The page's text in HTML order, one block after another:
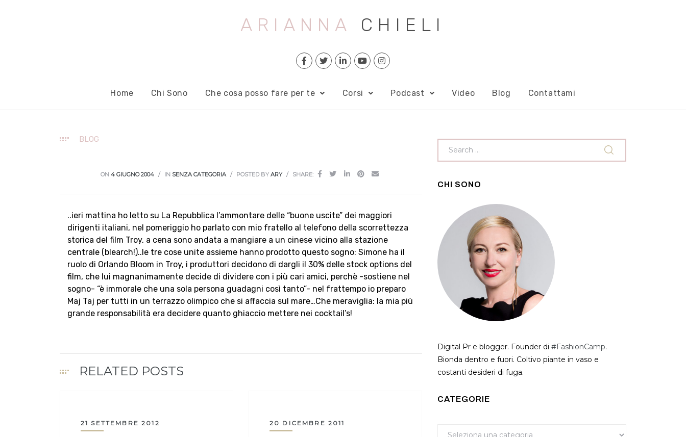
ARIANNA CHIELI
Home Chi Sono Che cosa posso fare per te Corsi Podcast Video Blog Contattami
BLOG
ON 4 GIUGNO 2004 IN SENZA CATEGORIA POSTED BY ARY SHARE:
..ieri mattina ho letto su La Repubblica l’ammontare delle “buone uscite” dei maggiori
dirigenti italiani, nel pomeriggio ho parlato con mio fratello al telefono della scorrettezza
storica del film Troy, a cena sono andata a mangiare a un cinese vicino alla stazione
centrale (blearch!)..le tre cose unite assieme hanno prodotto questo sogno: Simone ha il
ruolo di Orlando Bloom in Troy, i produttori decidono di dargli il 30% delle stock options del
film, che lui magnanimamente decide di dividere con i più cari amici, perchè -sostiene nel
sogno- “è immorale che una sola persona guadagni così tanto”- nel frattempo io preparo
Maj Taj per tutti in un terrazzo olimpico che si affaccia sul mare…Che meraviglia: la mia più
grande responsabilità era decidere quanto ghiaccio mettere nei cocktail’s!
RELATED POSTS
21 SETTEMBRE 2012 20 DICEMBRE 2011
CHI SONO
Digital Pr e blogger. Founder di #FashionCamp.
Bionda dentro e fuori. Coltivo piante in vaso e
costanti desideri di fuga.
CATEGORIE